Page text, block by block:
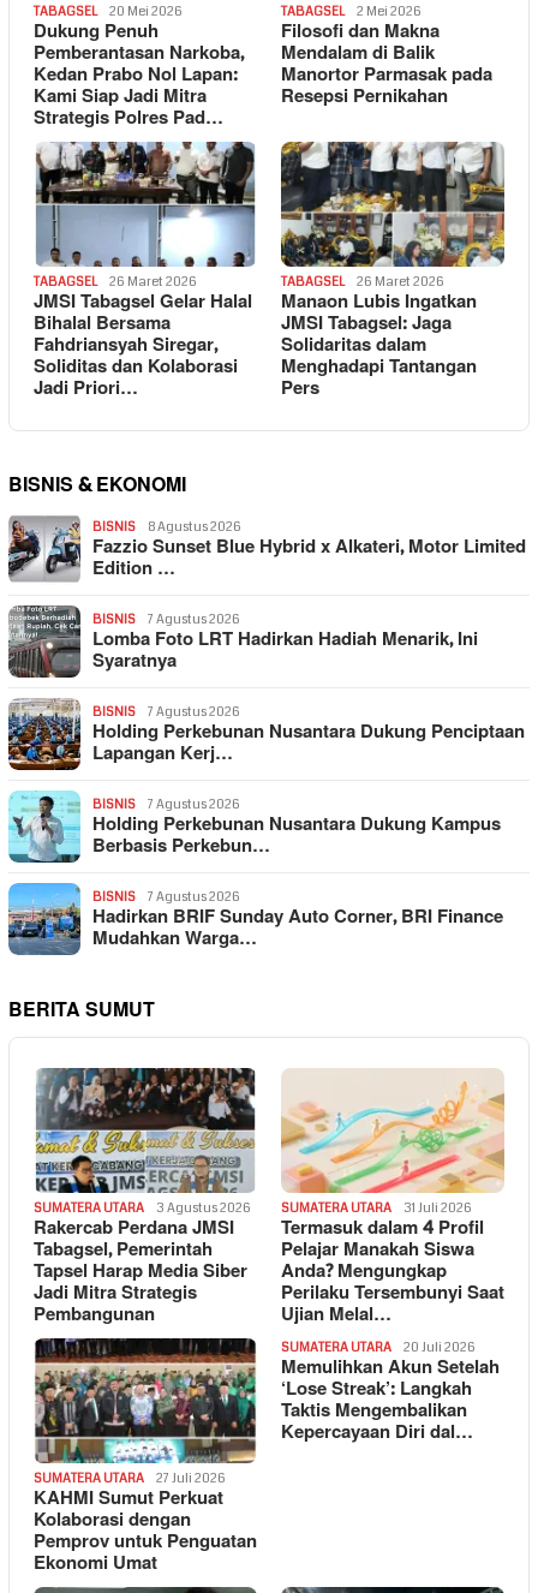
TABAGSEL 20 Mei 2026
Dukung Penuh
Pemberantasan Narkoba,
Kedan Prabo Nol Lapan:
Kami Siap Jadi Mitra
Strategis Polres Pad…
TABAGSEL 2 Mei 2026
Filosofi dan Makna
Mendalam di Balik
Manortor Parmasak pada
Resepsi Pernikahan
TABAGSEL 26 Maret 2026
JMSI Tabagsel Gelar Halal
Bihalal Bersama
Fahdriansyah Siregar,
Soliditas dan Kolaborasi
Jadi Priori…
TABAGSEL 26 Maret 2026
Manaon Lubis Ingatkan
JMSI Tabagsel: Jaga
Solidaritas dalam
Menghadapi Tantangan
Pers
BISNIS & EKONOMI
BISNIS 8 Agustus 2026
Fazzio Sunset Blue Hybrid x Alkateri, Motor Limited
Edition …
BISNIS 7 Agustus 2026
Lomba Foto LRT Hadirkan Hadiah Menarik, Ini
Syaratnya
BISNIS 7 Agustus 2026
Holding Perkebunan Nusantara Dukung Penciptaan
Lapangan Kerj…
BISNIS 7 Agustus 2026
Holding Perkebunan Nusantara Dukung Kampus
Berbasis Perkebun…
BISNIS 7 Agustus 2026
Hadirkan BRIF Sunday Auto Corner, BRI Finance
Mudahkan Warga…
BERITA SUMUT
SUMATERA UTARA 3 Agustus 2026
Rakercab Perdana JMSI
Tabagsel, Pemerintah
Tapsel Harap Media Siber
Jadi Mitra Strategis
Pembangunan
SUMATERA UTARA 31 Juli 2026
Termasuk dalam 4 Profil
Pelajar Manakah Siswa
Anda? Mengungkap
Perilaku Tersembunyi Saat
Ujian Melal…
SUMATERA UTARA 27 Juli 2026
KAHMI Sumut Perkuat
Kolaborasi dengan
Pemprov untuk Penguatan
Ekonomi Umat
SUMATERA UTARA 20 Juli 2026
Memulihkan Akun Setelah
‘Lose Streak’: Langkah
Taktis Mengembalikan
Kepercayaan Diri dal…